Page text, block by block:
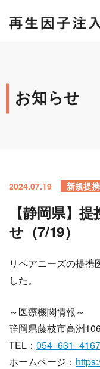
お知らせ
2024.07.19 新規提
【静岡県】
せ（7/19）
リペアニーズの提携
した。
～医療機関情報～
静岡県藤枝市高洲
TEL： 054−631−4167
ホームページ：